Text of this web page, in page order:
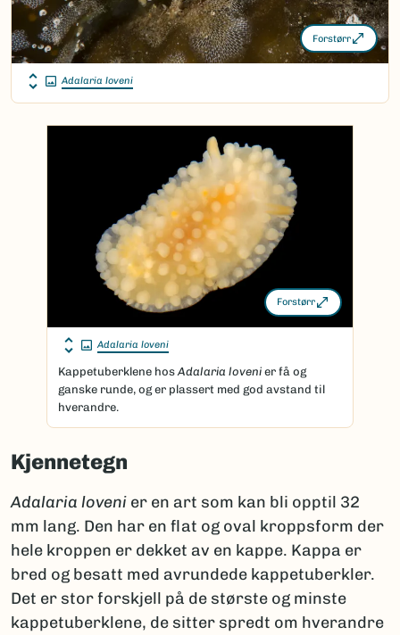
Forstørr
Adalaria loveni
Forstørr
Adalaria loveni
Kappetuberklene hos Adalaria loveni er få og
ganske runde, og er plassert med god avstand til
hverandre.
Kjennetegn
Adalaria loveni er en art som kan bli opptil 32
mm lang. Den har en flat og oval kroppsform der
hele kroppen er dekket av en kappe. Kappa er
bred og besatt med avrundede kappetuberkler.
Det er stor forskjell på de største og minste
kappetuberklene, de sitter spredt om hverandre